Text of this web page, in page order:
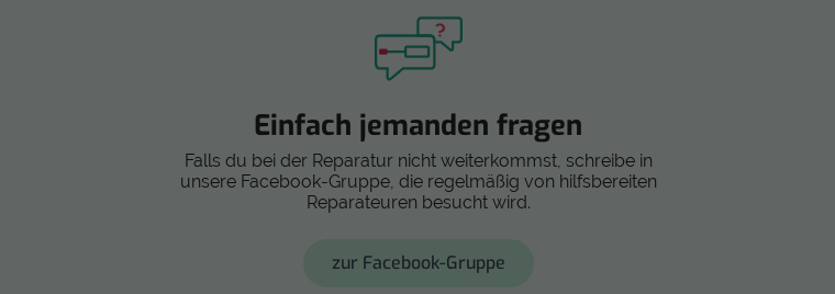
Einfach jemanden fragen
Falls du bei der Reparatur nicht weiterkommst, schreibe in
unsere Facebook-Gruppe, die regelmäßig von hilfsbereiten
Reparateuren besucht wird.
zur Facebook-Gruppe